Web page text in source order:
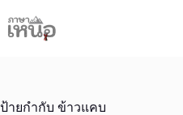
to
content
ป้ายกำกับ ข้าวแคบ